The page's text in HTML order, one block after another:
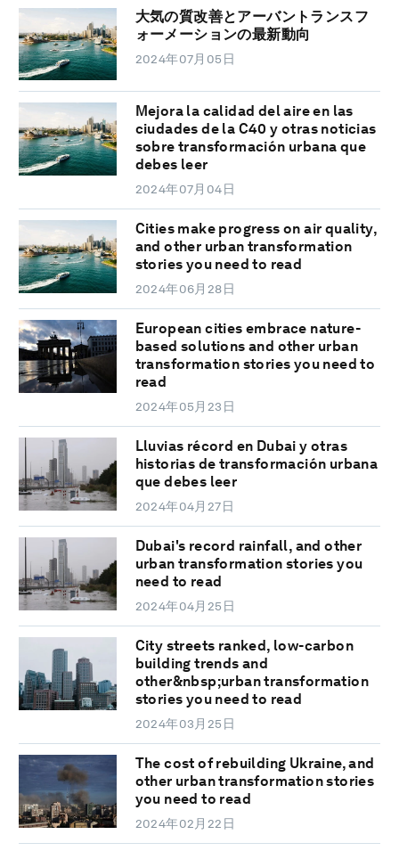
大気の質改善とアーバントランスフ
ォーメーションの最新動向
2024年07月05日
Mejora la calidad del aire en las
ciudades de la C40 y otras noticias
sobre transformación urbana que
debes leer
2024年07月04日
Cities make progress on air quality,
and other urban transformation
stories you need to read
2024年06月28日
European cities embrace nature-
based solutions and other urban
transformation stories you need to
read
2024年05月23日
Lluvias récord en Dubai y otras
historias de transformación urbana
que debes leer
2024年04月27日
Dubai's record rainfall, and other
urban transformation stories you
need to read
2024年04月25日
City streets ranked, low-carbon
building trends and
other&nbsp;urban transformation
stories you need to read
2024年03月25日
The cost of rebuilding Ukraine, and
other urban transformation stories
you need to read
2024年02月22日